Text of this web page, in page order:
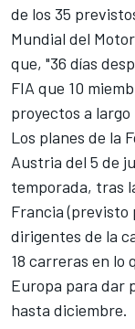
de los 35
Mundial del
que, "36 días
FIA que 10
proyectos a largo
Los planes de la
Austria del 5 de
temporada, tras
Francia(previsto
dirigentes de la
18 carreras en lo
Europa para dar
hasta diciembre.